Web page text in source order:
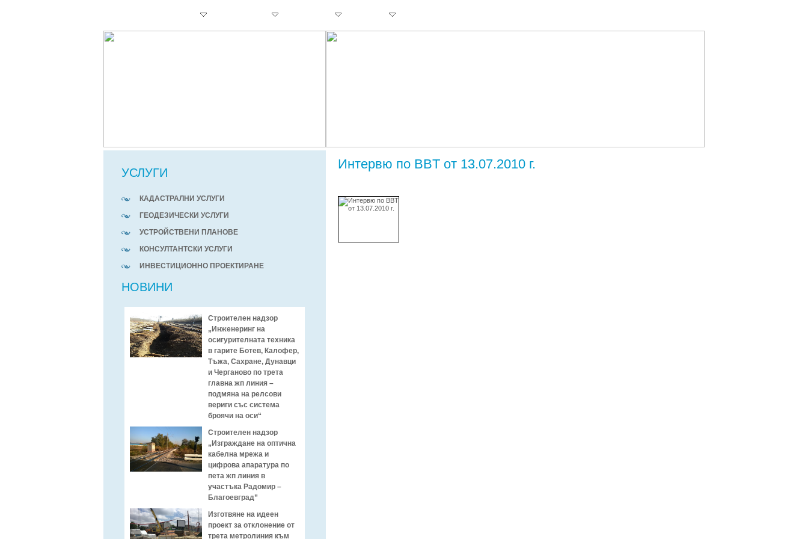
УСЛУГИ
КАДАСТРАЛНИ УСЛУГИ
ГЕОДЕЗИЧЕСКИ УСЛУГИ
УСТРОЙСТВЕНИ ПЛАНОВЕ
КОНСУЛТАНТСКИ УСЛУГИ
ИНВЕСТИЦИОННО ПРОЕКТИРАНЕ
НОВИНИ
Строителен надзор
„Инженеринг на
осигурителната техника
в гарите Ботев, Калофер,
Тъжа, Сахране, Дунавци
и Черганово по трета
главна жп линия –
подмяна на релсови
вериги със система
броячи на оси“
Строителен надзор
„Изграждане на оптична
кабелна мрежа и
цифрова апаратура по
пета жп линия в
участъка Радомир –
Благоевград”
Изготвяне на идеен
проект за отклонение от
трета метролиния към
Интервю по BBT от 13.07.2010 г.